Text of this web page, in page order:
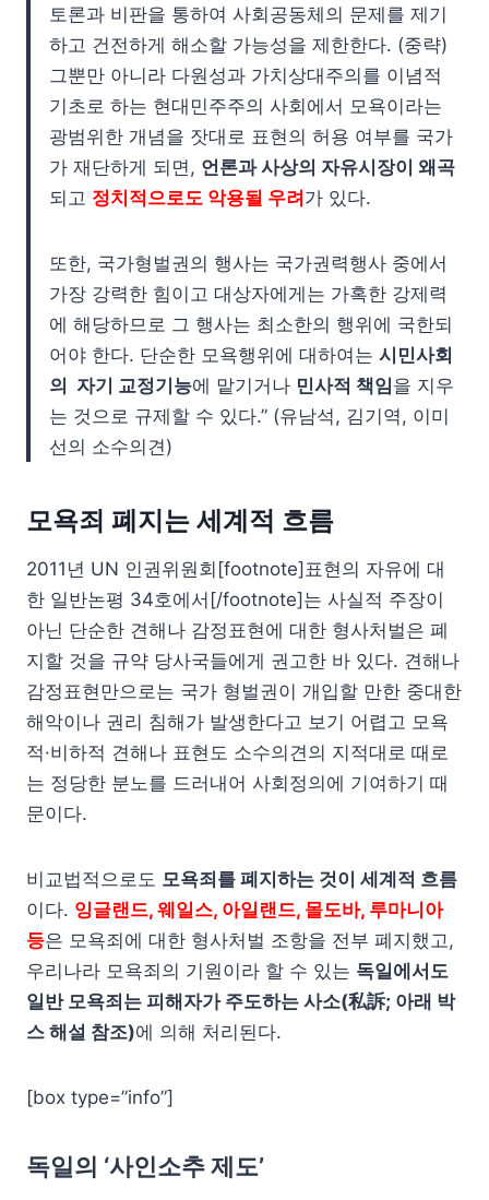
토론과 비판을 통하여 사회공동체의 문제를 제기
하고 건전하게 해소할 가능성을 제한한다. (중략)
그뿐만 아니라 다원성과 가치상대주의를 이념적
기초로 하는 현대민주주의 사회에서 모욕이라는
광범위한 개념을 잣대로 표현의 허용 여부를 국가
가 재단하게 되면, 언론과 사상의 자유시장이 왜곡
되고 정치적으로도 악용될 우려 가 있다.
또한, 국가형벌권의 행사는 국가권력행사 중에서
가장 강력한 힘이고 대상자에게는 가혹한 강제력
에 해당하므로 그 행사는 최소한의 행위에 국한되
어야 한다. 단순한 모욕행위에 대하여는 시민사회
의 자기 교정기능에 맡기거나 민사적 책임을 지우
는 것으로 규제할 수 있다.” (유남석, 김기역, 이미
선의 소수의견)
모욕죄 폐지는 세계적 흐름
2011년 UN 인권위원회[footnote]표현의 자유에 대
한 일반논평 34호에서[/footnote]는 사실적 주장이
아닌 단순한 견해나 감정표현에 대한 형사처벌은 폐
지할 것을 규약 당사국들에게 권고한 바 있다. 견해나
감정표현만으로는 국가 형벌권이 개입할 만한 중대한
해악이나 권리 침해가 발생한다고 보기 어렵고 모욕
적·비하적 견해나 표현도 소수의견의 지적대로 때로
는 정당한 분노를 드러내어 사회정의에 기여하기 때
문이다.
비교법적으로도 모욕죄를 폐지하는 것이 세계적 흐름
이다. 잉글랜드, 웨일스, 아일랜드, 몰도바, 루마니아
등은 모욕죄에 대한 형사처벌 조항을 전부 폐지했고,
우리나라 모욕죄의 기원이라 할 수 있는 독일에서도
일반 모욕죄는 피해자가 주도하는 사소(私訴; 아래 박
스 해설 참조)에 의해 처리된다.
[box type=”info”]
독일의 ‘사인소추 제도’